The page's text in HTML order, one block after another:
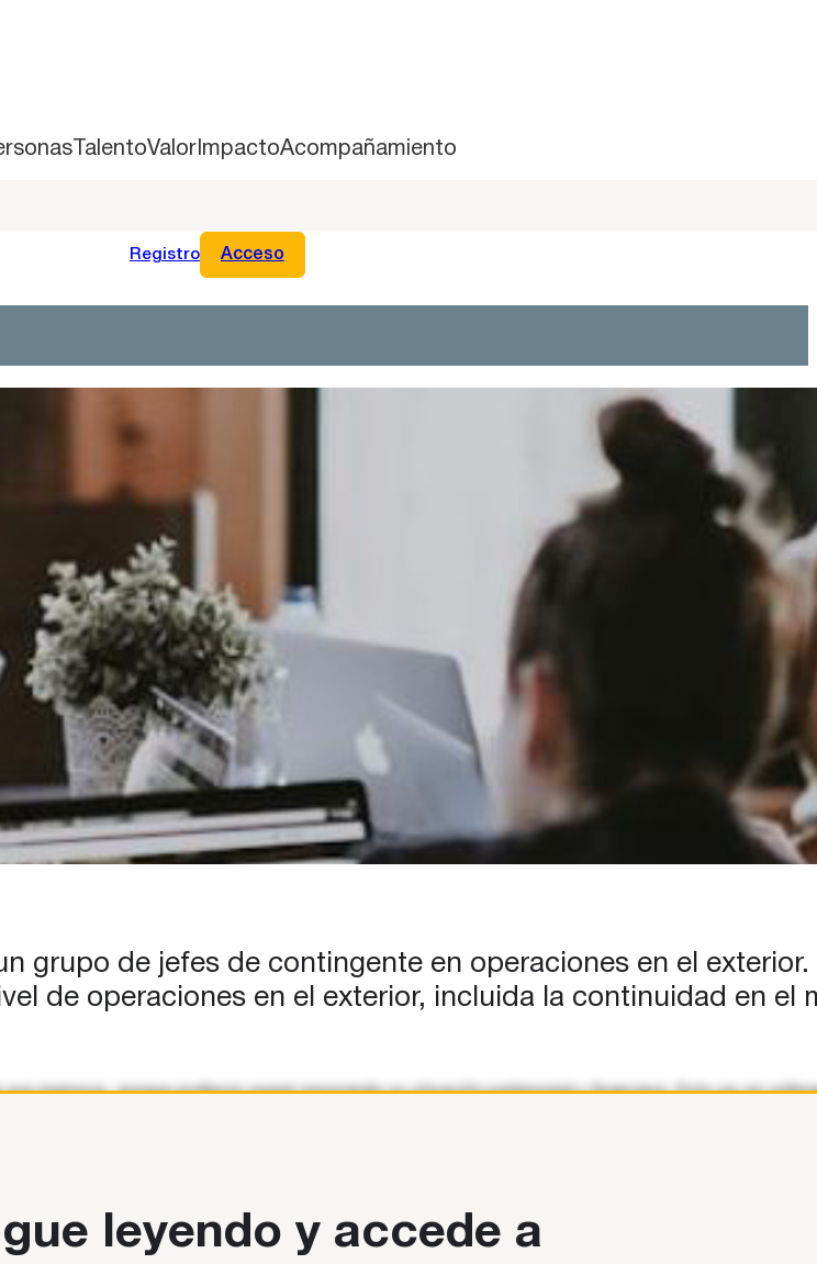
TalentoValorImpactoAcompañamiento
Registro Acceso
grupo de jefes de contingente en operaciones en el exterior.
de operaciones en el exterior, incluida la continuidad en el
ingresos, aunque pudieron seguir mejorando su situación patrimonial y financiera. Esto se vio
leyendo y accede a